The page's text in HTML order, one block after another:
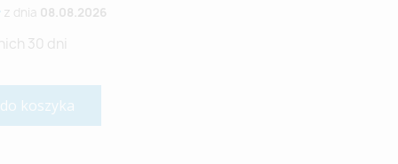
z dnia 08.08.2026
30 dni
koszyka